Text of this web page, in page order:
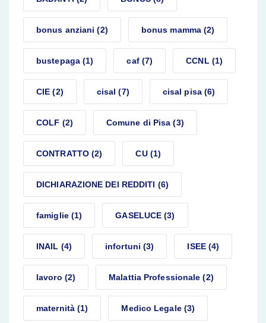
bonus anziani (2) bonus mamma(2)
bustepaga(1) caf(7) CCNL (1)
CIE (2) cisal (7) cisal pisa(6)
COLF (2) Comune di Pisa (3)
CONTRATTO(2) CU(1)
DICHIARAZIONE DEI REDDITI (6)
famiglie(1) GASELUCE (3)
INAIL (4) infortuni (3) ISEE(4)
lavoro (2) Malattia Professionale (2)
maternità(1) Medico Legale(3)